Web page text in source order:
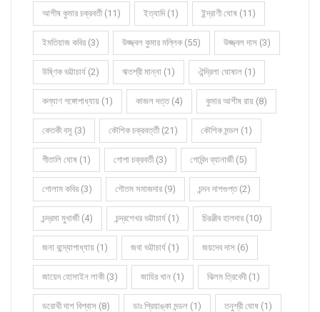
আশীষ কুমার চক্রবর্তী (11) ইত্যাদি (1) ইন্দ্রাণী ঘোষ (11)
ইমতিয়াজ কবির (3) উজ্জ্বল কুমার মল্লিক (55) উজ্জ্বল দাস (3)
উষ্ণিক ভট্টাচার্য (2) ঋতশ্রী মান্না (1) ঐন্দ্রিলা ঘোষাল (1)
কল্যাণ গঙ্গোপাধ্যায় (1) কাজল দত্ত (4) কুমার আশীষ রায় (8)
কেতকী বসু (3) কৌশিক চক্রবর্ত্তী (21) কৌশিক মন্ডল (1)
গীতালি ঘোষ (1) গোপা চক্রবর্তী (3) গোবিন্দ ব্যানার্জী (5)
গোলাম কবির (3) গৌতম সমাজদার (9) চন্দন দাশগুপ্ত (2)
চন্দ্রমা মুখার্জী (4) চন্দ্রশেখর ভট্টাচার্য (1) চিরঞ্জীব হালদার (10)
জনা বন্দ্যোপাধ্যায় (1) জবা ভট্টাচার্য (1) জয়দেব দাস (6)
জায়েদ হোসাইন লাকী (3) জাহির খান (1) ঝিলম ত্রিবেদী (1)
ডরোথী দাশ বিশ্বাস (8) ডাঃ প্রিয়াঙ্কা মন্ডল (1) তনুশ্রী ঘোষ (1)